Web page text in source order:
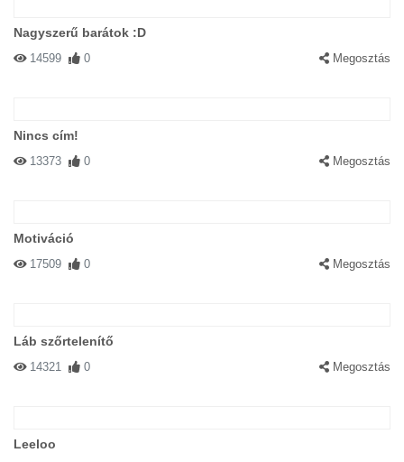
Nagyszerű barátok :D
14599 0 Megosztás
Nincs cím!
13373 0 Megosztás
Motiváció
17509 0 Megosztás
Láb szőrtelenítő
14321 0 Megosztás
Leeloo